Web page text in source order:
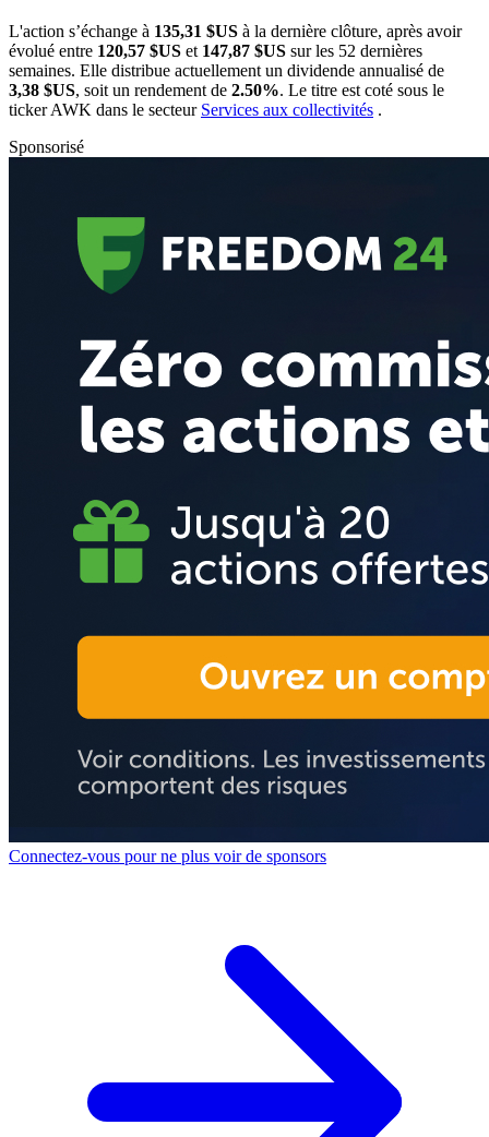
L'action s’échange à 135,31 $US à la dernière clôture, après avoir
évolué entre 120,57 $US et 147,87 $US sur les 52 dernières
semaines. Elle distribue actuellement un dividende annualisé de
3,38 $US, soit un rendement de 2.50%. Le titre est coté sous le
tickerAWK dans le secteur Services aux collectivités .
Sponsorisé
Connectez-vous pour ne plus voir de sponsors